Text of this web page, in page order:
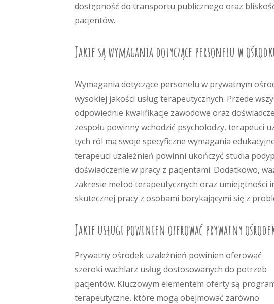
dostępność do transportu publicznego oraz
pacjentów.
Jakie są wymagania dotyczące personelu w
Wymagania dotyczące personelu w prywatnym
wysokiej jakości usług terapeutycznych. Przede
odpowiednie kwalifikacje zawodowe oraz
zespołu powinny wchodzić psycholodzy, terapeuci
tych ról ma swoje specyficzne wymagania
terapeuci uzależnień powinni ukończyć studia
doświadczenie w pracy z pacjentami. Dodatkowo,
zakresie metod terapeutycznych oraz umiejętności
skutecznej pracy z osobami borykającymi się z
Jakie usługi powinien oferować prywatny
Prywatny ośrodek uzależnień powinien oferować
szeroki wachlarz usług dostosowanych do potrzeb
pacjentów. Kluczowym elementem oferty są
terapeutyczne, które mogą obejmować zarówno